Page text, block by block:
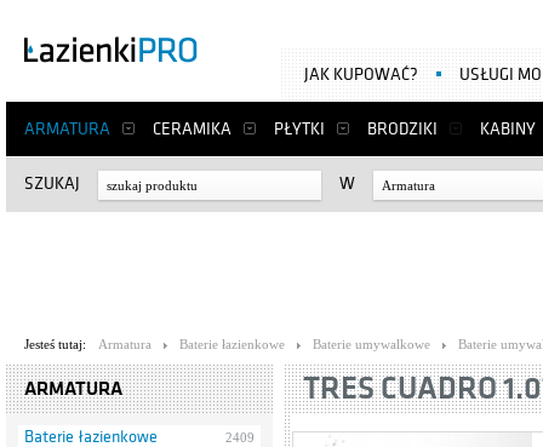
ARMATURA CERAMIKA PŁYTKI BRODZIKI KABINY
JAK KUPOWAĆ? USŁUGI
SZUKAJ W Armatura
Jesteś tutaj: Armatura Baterie łazienkowe Baterie umywalkowe Baterie
ARMATURA
Baterie łazienkowe
2409
TRES CUADRO